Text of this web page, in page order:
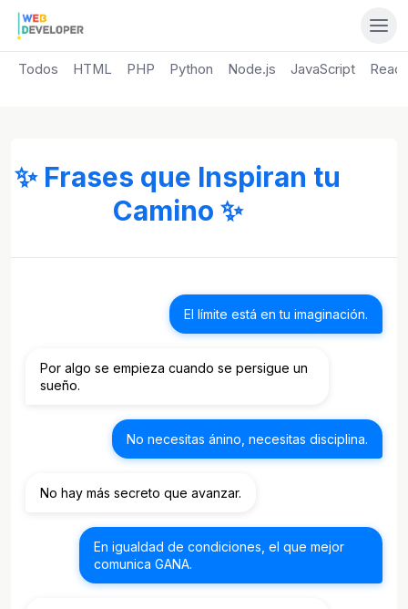
Todos HTML PHP Python Node.js JavaScript
✨ Frases que Inspiran tu
Camino ✨
El límite está en tu imaginación.
Por algo se empieza cuando se persigue un
sueño.
No necesitas ánino, necesitas disciplina.
No hay más secreto que avanzar.
En igualdad de condiciones, el que mejor
comunica GANA.